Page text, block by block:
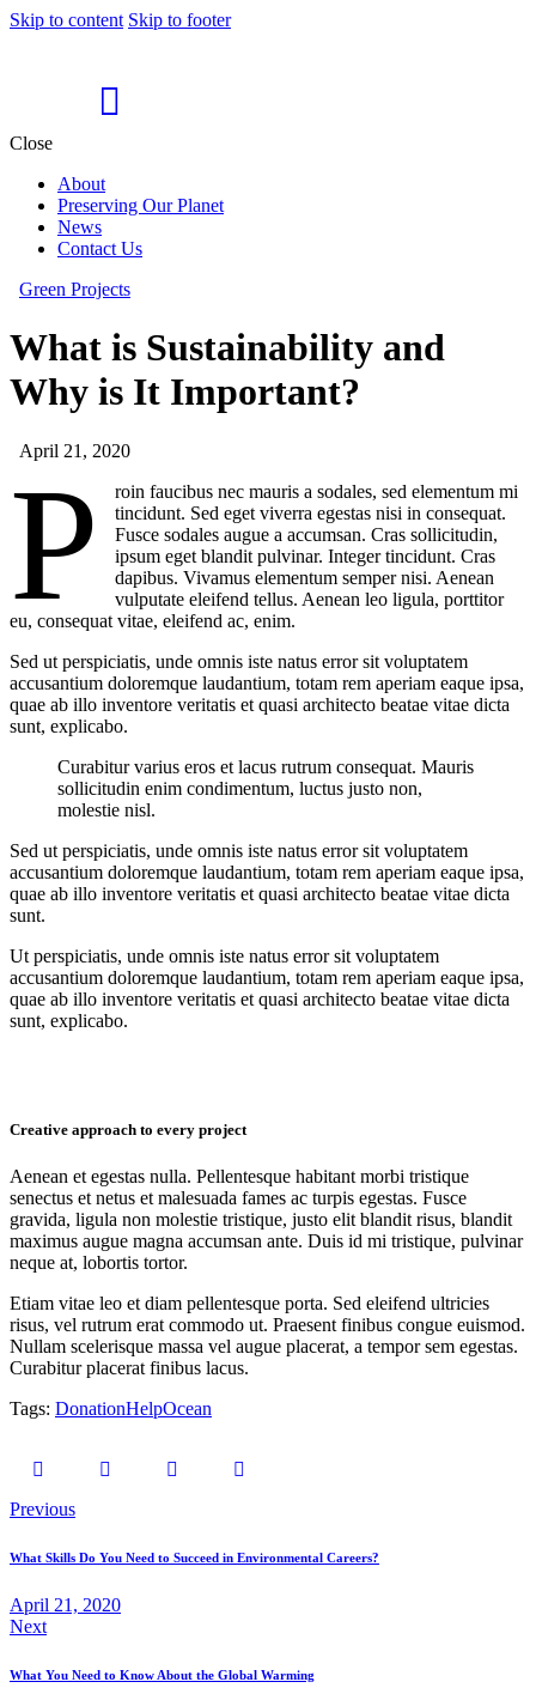
Skip to content Skip to footer
Close
About
Preserving Our Planet
News
Contact Us
Green Projects
What is Sustainability and
Why is It Important?
April 21, 2020
P
roin faucibus nec mauris a sodales, sed elementum mi
tincidunt. Sed eget viverra egestas nisi in consequat.
Fusce sodales augue a accumsan. Cras sollicitudin,
ipsum eget blandit pulvinar. Integer tincidunt. Cras
dapibus. Vivamus elementum semper nisi. Aenean
vulputate eleifend tellus. Aenean leo ligula, porttitor
eu, consequat vitae, eleifend ac, enim.
Sed ut perspiciatis, unde omnis iste natus error sit voluptatem
accusantium doloremque laudantium, totam rem aperiam eaque ipsa,
quae ab illo inventore veritatis et quasi architecto beatae vitae dicta
sunt, explicabo.
Curabitur varius eros et lacus rutrum consequat. Mauris
sollicitudin enim condimentum, luctus justo non,
molestie nisl.
Sed ut perspiciatis, unde omnis iste natus error sit voluptatem
accusantium doloremque laudantium, totam rem aperiam eaque ipsa,
quae ab illo inventore veritatis et quasi architecto beatae vitae dicta
sunt.
Ut perspiciatis, unde omnis iste natus error sit voluptatem
accusantium doloremque laudantium, totam rem aperiam eaque ipsa,
quae ab illo inventore veritatis et quasi architecto beatae vitae dicta
sunt, explicabo.
Creative approach to every project
Aenean et egestas nulla. Pellentesque habitant morbi tristique
senectus et netus et malesuada fames ac turpis egestas. Fusce
gravida, ligula non molestie tristique, justo elit blandit risus, blandit
maximus augue magna accumsan ante. Duis id mi tristique, pulvinar
neque at, lobortis tortor.
Etiam vitae leo et diam pellentesque porta. Sed eleifend ultricies
risus, vel rutrum erat commodo ut. Praesent finibus congue euismod.
Nullam scelerisque massa vel augue placerat, a tempor sem egestas.
Curabitur placerat finibus lacus.
Tags: DonationHelpOcean
Post
navigation
Previous
What Skills Do You Need to Succeed in Environmental Careers?
April 21, 2020
Next
What You Need to Know About the Global Warming